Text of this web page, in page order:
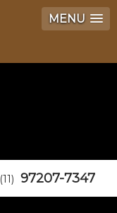
MENU
(11) 97207-7347